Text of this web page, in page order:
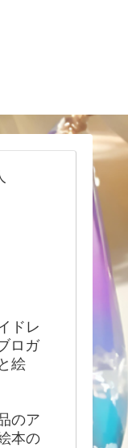
ドレ
ロガ
絵
のア
本の